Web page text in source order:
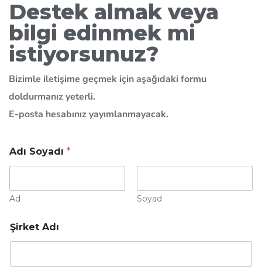
Destek almak veya
bilgi edinmek mi
istiyorsunuz?
Bizimle iletişime geçmek için aşağıdaki formu
doldurmanız yeterli.
E-posta hesabınız yayımlanmayacak.
Adı Soyadı *
Ad Soyad
ç
ı
l
Şirket Adı